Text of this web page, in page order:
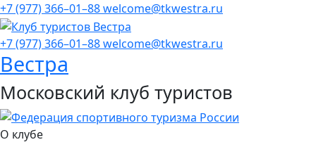
+7 (977) 366–01–88welcome@tkwestra.ru
+7 (977) 366–01–88welcome@tkwestra.ru
Вестра
Московский клуб туристов
О клубе